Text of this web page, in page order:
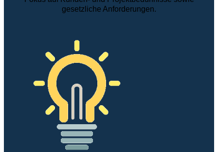
gesetzliche Anforderungen.